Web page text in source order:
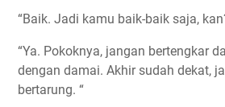
“Baik. Jadi kamu baik-baik saja,
“Ya. Pokoknya, jangan bertengkar
dengan damai. Akhir sudah dekat,
bertarung. “